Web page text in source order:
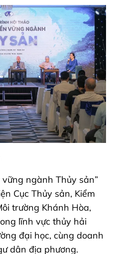
ngành Thủy sản”
Cục Thủy sản, Kiểm
trường Khánh Hòa,
lĩnh vực thủy hải
đại học, cùng doanh
dân địa phương.